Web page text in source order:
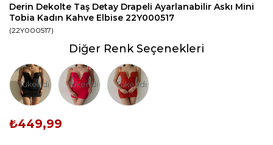
Derin Dekolte Taş Detay Drapeli Ayarlanabilir Askı Mini
Tobia Kadın Kahve Elbise 22Y000517
(22Y000517)
Diğer Renk Seçenekleri
Tükendi Tükendi Tükendi
₺449,99